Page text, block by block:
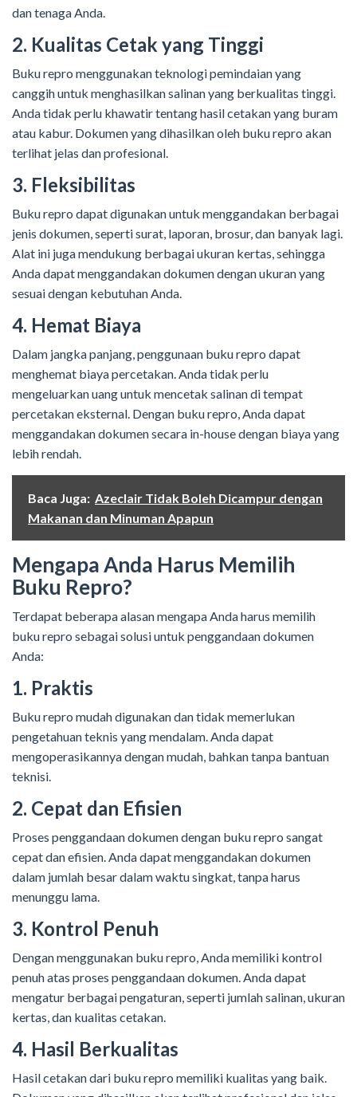
dan tenaga Anda.
2. Kualitas Cetak yang Tinggi
Buku repro menggunakan teknologi pemindaian yang
canggih untuk menghasilkan salinan yang berkualitas tinggi.
Anda tidak perlu khawatir tentang hasil cetakan yang buram
atau kabur. Dokumen yang dihasilkan oleh buku repro akan
terlihat jelas dan profesional.
3. Fleksibilitas
Buku repro dapat digunakan untuk menggandakan berbagai
jenis dokumen, seperti surat, laporan, brosur, dan banyak lagi.
Alat ini juga mendukung berbagai ukuran kertas, sehingga
Anda dapat menggandakan dokumen dengan ukuran yang
sesuai dengan kebutuhan Anda.
4. Hemat Biaya
Dalam jangka panjang, penggunaan buku repro dapat
menghemat biaya percetakan. Anda tidak perlu
mengeluarkan uang untuk mencetak salinan di tempat
percetakan eksternal. Dengan buku repro, Anda dapat
menggandakan dokumen secara in-house dengan biaya yang
lebih rendah.
Baca Juga: Azeclair Tidak Boleh Dicampur dengan
Makanan dan Minuman Apapun
Mengapa Anda Harus Memilih
Buku Repro?
Terdapat beberapa alasan mengapa Anda harus memilih
buku repro sebagai solusi untuk penggandaan dokumen
Anda:
1. Praktis
Buku repro mudah digunakan dan tidak memerlukan
pengetahuan teknis yang mendalam. Anda dapat
mengoperasikannya dengan mudah, bahkan tanpa bantuan
teknisi.
2. Cepat dan Efisien
Proses penggandaan dokumen dengan buku repro sangat
cepat dan efisien. Anda dapat menggandakan dokumen
dalam jumlah besar dalam waktu singkat, tanpa harus
menunggu lama.
3. Kontrol Penuh
Dengan menggunakan buku repro, Anda memiliki kontrol
penuh atas proses penggandaan dokumen. Anda dapat
mengatur berbagai pengaturan, seperti jumlah salinan, ukuran
kertas, dan kualitas cetakan.
4. Hasil Berkualitas
Hasil cetakan dari buku repro memiliki kualitas yang baik.